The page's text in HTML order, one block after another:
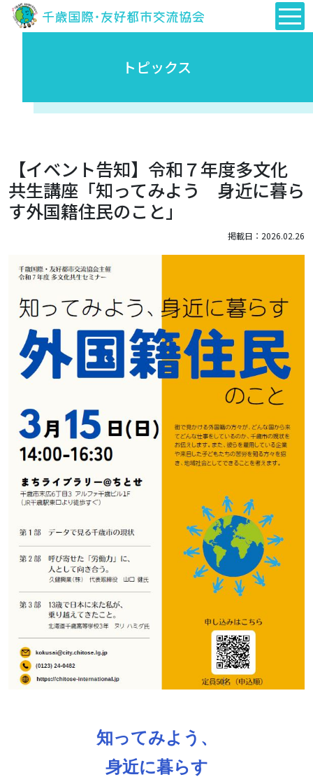
トピックス
【イベント告知】令和７年度多文化
共生講座「知ってみよう 身近に暮ら
す外国籍住民のこと」
掲載日：2026.02.26
知ってみよう、
身近に暮らす